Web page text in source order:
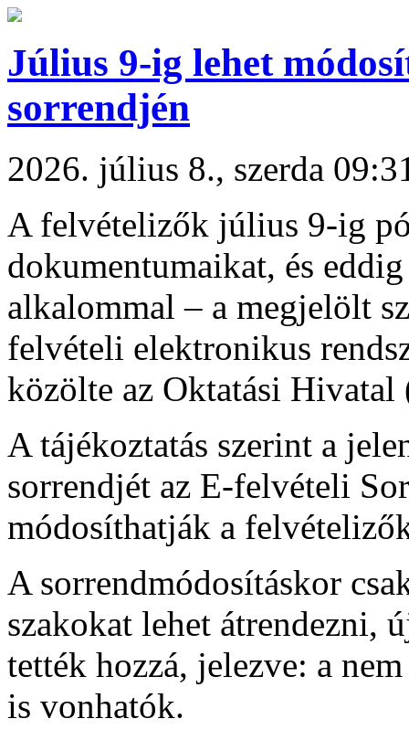
Július 9-ig lehet
sorrendjén
2026. július 8., szerda
A felvételizők július 9-ig
dokumentumaikat, és
alkalommal – a megjelölt
felvételi elektronikus
közölte az Oktatási
A tájékoztatás szerint a
sorrendjét az E-felvételi
módosíthatják a
A sorrendmódosításkor
szakokat lehet átrendezni,
tették hozzá, jelezve: a
is vonhatók.